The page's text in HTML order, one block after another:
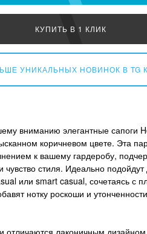
КУПИТЬ В 1 КЛИК
УНИКАЛЬНЫХ НОВИНОК В TG
вниманию элегантные сапоги
коричневом цвете. Эта
к вашему гардеробу,
чувство стиля. Идеально
или smart casual, сочетаясь с
нотку роскоши и